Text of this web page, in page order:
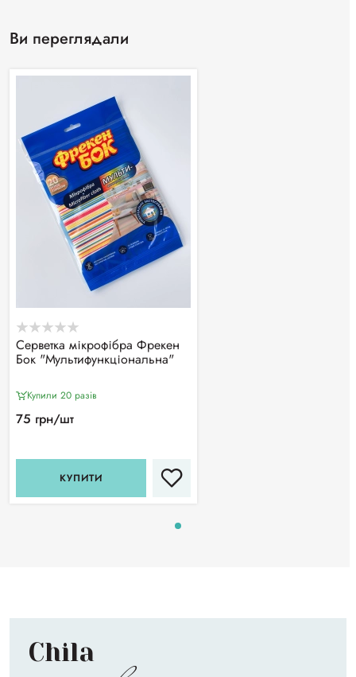
Ви переглядали
Серветка мікрофібра Фрекен
Бок "Мультифункціональна"
Купили 20 разiв
75 грн/шт
КУПИТИ
Chila